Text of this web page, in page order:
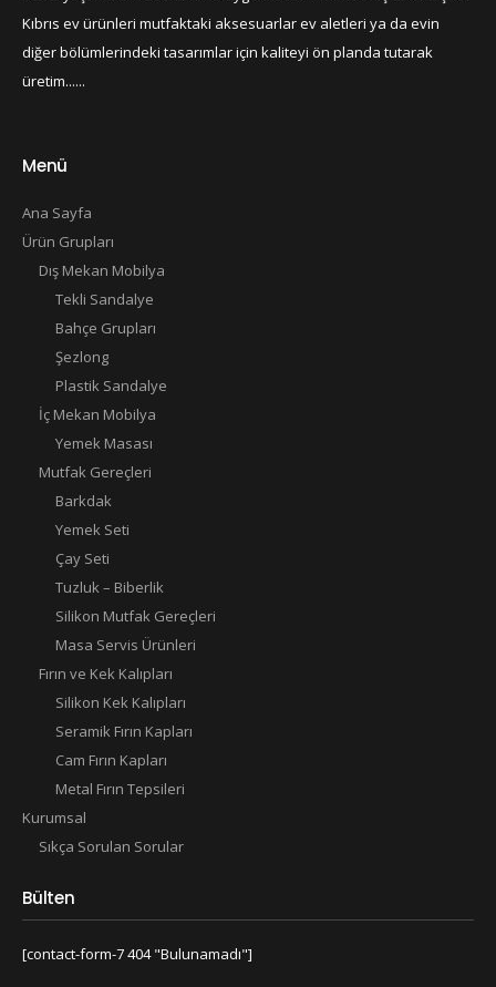
Kıbrıs ev ürünleri mutfaktaki aksesuarlar ev aletleri ya da evin
diğer bölümlerindeki tasarımlar için kaliteyi ön planda tutarak
üretim......
Menü
Ana Sayfa
Ürün Grupları
Dış Mekan Mobilya
Tekli Sandalye
Bahçe Grupları
Şezlong
Plastik Sandalye
İç Mekan Mobilya
Yemek Masası
Mutfak Gereçleri
Barkdak
Yemek Seti
Çay Seti
Tuzluk – Biberlik
Silikon Mutfak Gereçleri
Masa Servis Ürünleri
Fırın ve Kek Kalıpları
Silikon Kek Kalıpları
Seramik Fırın Kapları
Cam Fırın Kapları
Metal Fırın Tepsileri
Kurumsal
Sıkça Sorulan Sorular
Bülten
[contact-form-7 404 "Bulunamadı"]